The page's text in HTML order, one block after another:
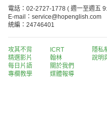
電話：02-2727-1778 ( 週一至週五
E-mail：service@hopenglish.com
統編：24746401
攻其不背
精選影片
每日片語
專欄教學
ICRT
翰林
關於我們
媒體報導
隱私
說明